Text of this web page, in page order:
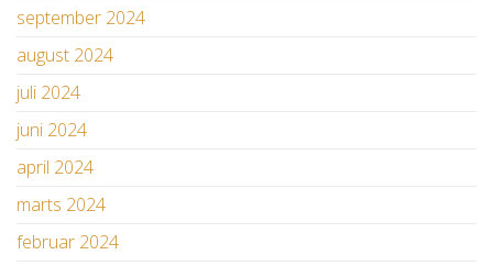
september 2024
august 2024
juli 2024
juni 2024
april 2024
marts 2024
februar 2024